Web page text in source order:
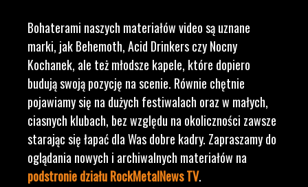
Bohaterami naszych materiałów video są uznane
marki, jak Behemoth, Acid Drinkers czy Nocny
Kochanek, ale też młodsze kapele, które dopiero
budują swoją pozycję na scenie. Równie chętnie
pojawiamy się na dużych festiwalach oraz w małych,
ciasnych klubach, bez względu na okoliczności zawsze
starając się łapać dla Was dobre kadry. Zapraszamy do
oglądania nowych i archiwalnych materiałów na
podstronie działu RockMetalNews TV.